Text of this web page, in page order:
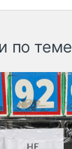
по теме